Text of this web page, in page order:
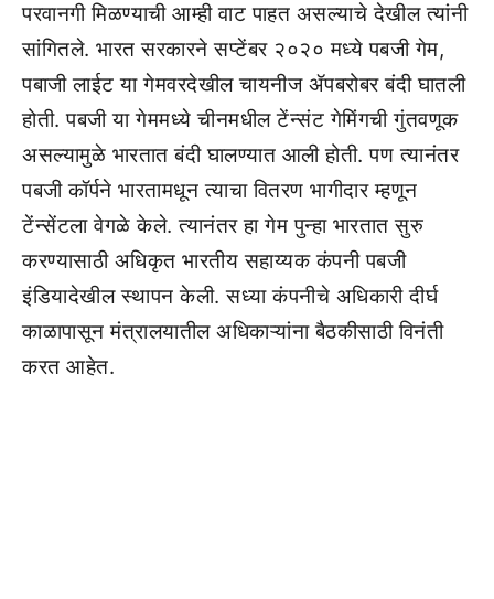
परवानगी मिळण्याची आम्ही वाट पाहत असल्याचे देखील त्यांनी
सांगितले. भारत सरकारने सप्टेंबर २०२० मध्ये पबजी गेम,
पबाजी लाईट या गेमवरदेखील चायनीज ॲपबरोबर बंदी घातली
होती. पबजी या गेममध्ये चीनमधील टेंन्संट गेमिंगची गुंतवणूक
असल्यामुळे भारतात बंदी घालण्यात आली होती. पण त्यानंतर
पबजी कॉर्पने भारतामधून त्याचा वितरण भागीदार म्हणून
टेंन्सेंटला वेगळे केले. त्यानंतर हा गेम पुन्हा भारतात सुरु
करण्यासाठी अधिकृत भारतीय सहाय्यक कंपनी पबजी
इंडियादेखील स्थापन केली. सध्या कंपनीचे अधिकारी दीर्घ
काळापासून मंत्रालयातील अधिकाऱ्यांना बैठकीसाठी विनंती
करत आहेत.